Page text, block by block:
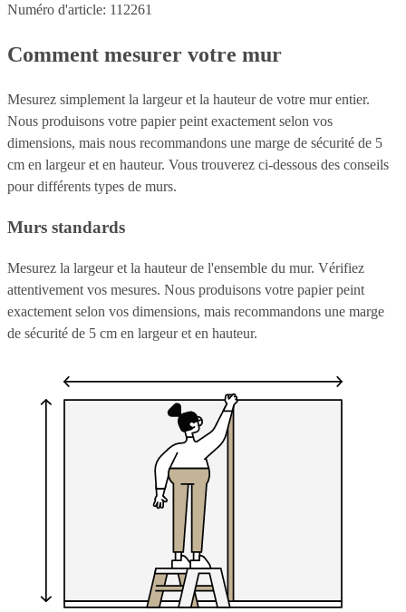
Numéro d'article: 112261
Comment mesurer votre mur
Mesurez simplement la largeur et la hauteur de votre mur entier.
Nous produisons votre papier peint exactement selon vos
dimensions, mais nous recommandons une marge de sécurité de 5
cm en largeur et en hauteur. Vous trouverez ci-dessous des conseils
pour différents types de murs.
Murs standards
Mesurez la largeur et la hauteur de l'ensemble du mur. Vérifiez
attentivement vos mesures. Nous produisons votre papier peint
exactement selon vos dimensions, mais recommandons une marge
de sécurité de 5 cm en largeur et en hauteur.